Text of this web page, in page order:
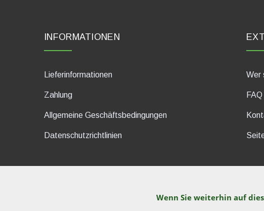
Wenn Sie weiterhin auf
INFORMATIONEN
Lieferinformationen
Zahlung
Allgemeine Geschäftsbedingungen
Datenschutzrichtlinien
Wer
dP Motion Media. Via La Piana 430,